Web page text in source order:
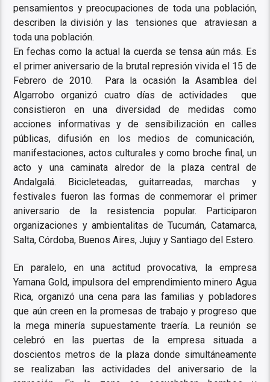
pensamientos y preocupaciones de toda una población,
describen la división y las tensiones que atraviesan a
toda una población.
En fechas como la actual la cuerda se tensa aún más. Es
el primer aniversario de la brutal represión vivida el 15 de
Febrero de 2010. Para la ocasión la Asamblea del
Algarrobo organizó cuatro días de actividades que
consistieron en una diversidad de medidas como
acciones informativas y de sensibilización en calles
públicas, difusión en los medios de comunicación,
manifestaciones, actos culturales y como broche final, un
acto y una caminata alredor de la plaza central de
Andalgalá. Bicicleteadas, guitarreadas, marchas y
festivales fueron las formas de conmemorar el primer
aniversario de la resistencia popular. Participaron
organizaciones y ambientalitas de Tucumán, Catamarca,
Salta, Córdoba, Buenos Aires, Jujuy y Santiago del Estero.
En paralelo, en una actitud provocativa, la empresa
Yamana Gold, impulsora del emprendimiento minero Agua
Rica, organizó una cena para las familias y pobladores
que aún creen en la promesas de trabajo y progreso que
la mega minería supuestamente traería. La reunión se
celebró en las puertas de la empresa situada a
doscientos metros de la plaza donde simultáneamente
se realizaban las actividades del aniversario de la